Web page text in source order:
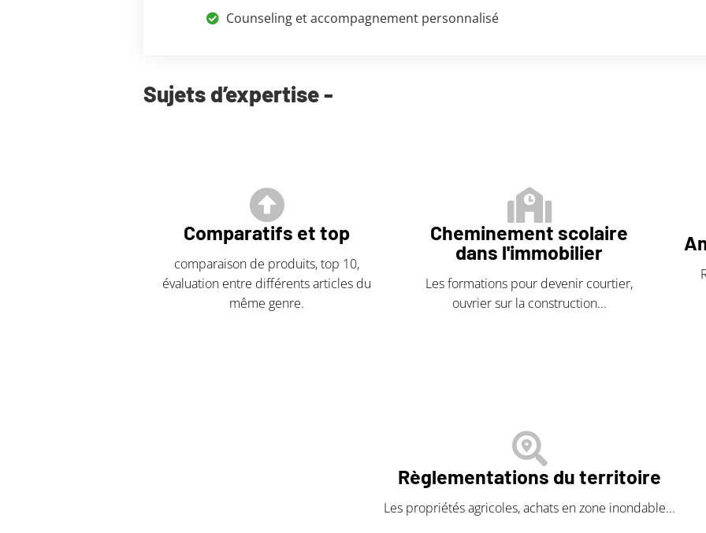
Counseling et accompagnement personnalisé
Sujets d’expertise -
Comparatifs et top
comparaison de produits, top 10,
évaluation entre différents articles du
même genre.
Cheminement scolaire
dans l'immobilier
Les formations pour devenir courtier,
ouvrier sur la construction...
Règlementations du territoire
Les propriétés agricoles, achats en zone inondable...